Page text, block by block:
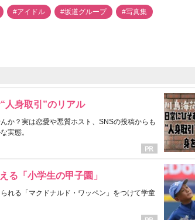
#アイドル #坂道グループ #写真集
人身取引”のリアル
か？実は恋愛や悪質ホスト、SNSの投稿からも
実態。
る「小学生の甲子園」
れる「マクドナルド・ワッペン」をつけて学童